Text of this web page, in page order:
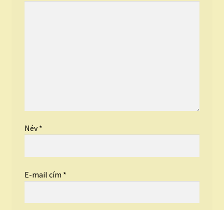
Név*
E-mail cím *